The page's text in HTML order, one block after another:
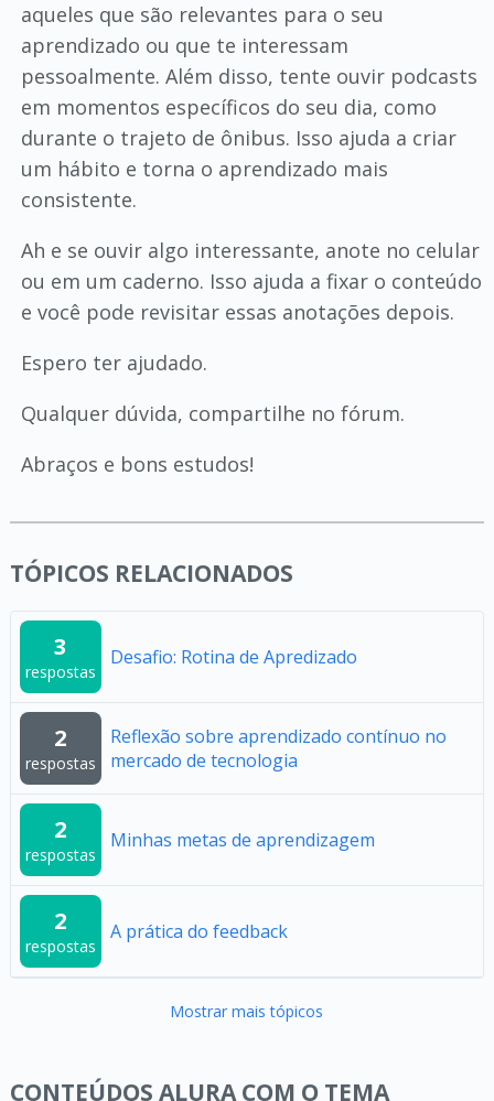
aqueles que são relevantes para o seu
aprendizado ou que te interessam
pessoalmente. Além disso, tente ouvir podcasts
em momentos específicos do seu dia, como
durante o trajeto de ônibus. Isso ajuda a criar
um hábito e torna o aprendizado mais
consistente.
Ah e se ouvir algo interessante, anote no celular
ou em um caderno. Isso ajuda a fixar o conteúdo
e você pode revisitar essas anotações depois.
Espero ter ajudado.
Qualquer dúvida, compartilhe no fórum.
Abraços e bons estudos!
TÓPICOS RELACIONADOS
3
respostas
Desafio: Rotina de Apredizado
2
respostas
Reflexão sobre aprendizado contínuo no
mercado de tecnologia
2
respostas
Minhas metas de aprendizagem
2
respostas
A prática do feedback
Mostrar mais tópicos
CONTEÚDOS ALURA COM O TEMA